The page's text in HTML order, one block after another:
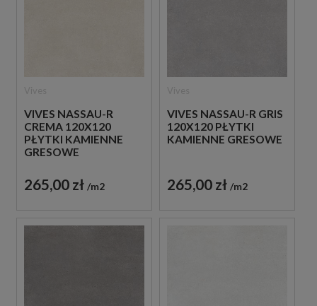
VIVES NASSAU-R
CREMA 120X120
PŁYTKI KAMIENNE
GRESOWE
265,00 zł m2
VIVES NASSAU-R GRIS
120X120 PŁYTKI
KAMIENNE GRESOWE
265,00 zł m2